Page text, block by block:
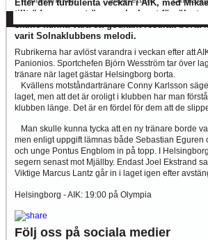
Efter den turbulenta veckan i AIK, med
tillträde som ny tränare, ska laget försöka
skulle kunna vara ett godkänt resultat borta
varit Solnaklubbens melodi.
Rubrikerna har avlöst varandra i veckan efter att
Panionios. Sportchefen Björn Wesström tar över
tränare när laget gästar Helsingborg borta.
Kvällens motståndartränare Conny Karlsson
laget, men att det är oroligt i klubben har man
klubben länge. Det är en fördel för dem att de
Man skulle kunna tycka att en ny tränare borde
men enligt uppgift lämnas både Sebastian
och unge Pontus Engblom in på topp. I
segern senast mot Mjällby. Endast Joel Ekstrand
Viktige Marcus Lantz går in i laget igen efter
Helsingborg - AIK: 19:00 på Olympia
Följ oss på sociala medier